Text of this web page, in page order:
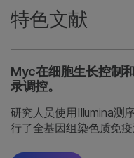
特色文献
Myc在细胞生长控制
录调控。
研究人员使用Illumina测
行了全基因组染色质免